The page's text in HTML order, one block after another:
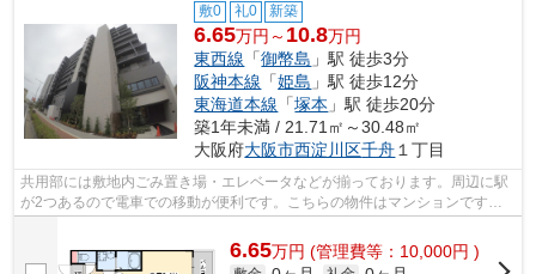
敷0 礼0 新築
6.65万円～ 10.8万円
東西線 「御幣島 」駅 徒歩3分
阪神本線 「姫島 」駅 徒歩12分
東海道本線 「塚本 」駅 徒歩20分
築1年未満 / 21.71㎡～30.48㎡
大阪府大阪市西淀川区千舟 １丁目
共用部には敷地内ごみ置き場・エレベータなどが揃っております。周辺に駅
が2つあるので電車での移動が便利です。こちらの物件はマンションです。
耐久性が高くデザイン性もある外壁タイ...
6.65万円 (管理費等：10,000円 )